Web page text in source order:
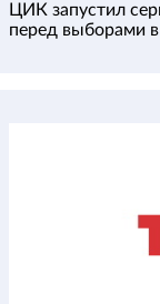
ЦИК запустил
перед выборами в